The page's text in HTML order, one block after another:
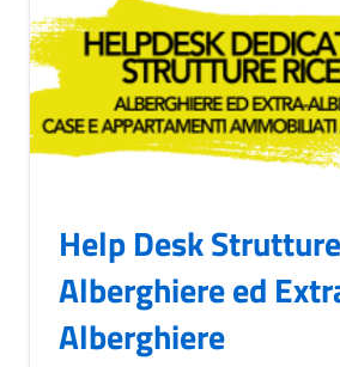
Help Desk
Alberghiere ed
Alberghiere